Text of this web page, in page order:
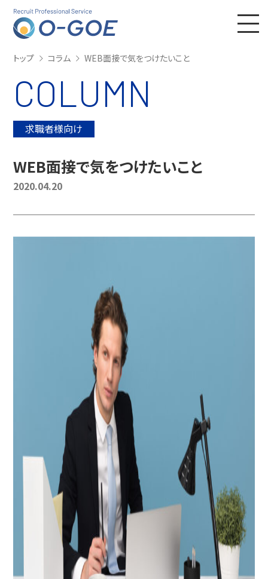
株式会社Ｏ－ＧＯ
トップ コラム WEB面接で気をつけたいこと
COLUMN
求職者様向け
WEB面接で気をつけたいこと
2020.04.20